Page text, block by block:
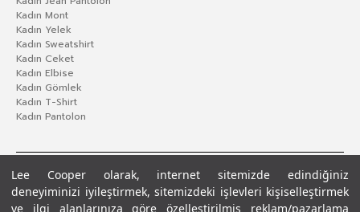
Lee Cooper olarak, internet sitemizde edindiğiniz
deneyiminizi iyileştirmek, sitemizdeki işlevleri kişiselleştirmek
ve ilgi alanlarınıza göre özelleştirilmiş reklam/pazarlama
Kadın Mont
Kadın Yelek
Kadın Sweatshirt
Kadın Ceket
Kadın Elbise
Kadın Gömlek
Kadın T-Shirt
Kadın Pantolon